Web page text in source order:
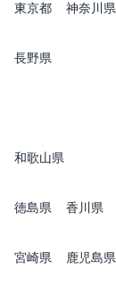
東京都
神奈川県
長野県
和歌山県
徳島県 香川県
宮崎県 鹿児島県